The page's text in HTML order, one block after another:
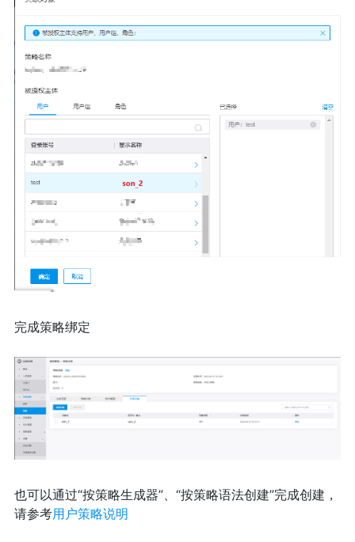
完成策略绑定
也可以通过“按策略生成器”、“按策略语法创建”完成创建，
请参考用户策略说明